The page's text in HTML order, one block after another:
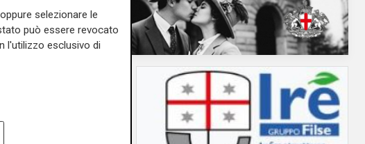
selezionare le
può essere revocato
l'utilizzo esclusivo di